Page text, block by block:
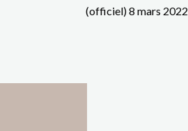
(officiel)8 mars 2022